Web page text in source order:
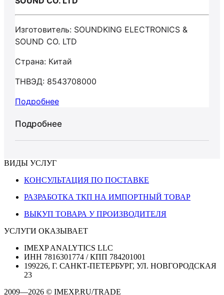
Изготовитель: SOUNDKING ELECTRONICS &
SOUND CO. LTD
Страна: Китай
ТНВЭД: 8543708000
Подробнее
Подробнее
ВИДЫ УСЛУГ
КОНСУЛЬТАЦИЯ ПО ПОСТАВКЕ
РАЗРАБОТКА ТКП НА ИМПОРТНЫЙ ТОВАР
ВЫКУП ТОВАРА У ПРОИЗВОДИТЕЛЯ
УСЛУГИ ОКАЗЫВАЕТ
IMEXP ANALYTICS LLC
ИНН 7816301774 / КПП 784201001
199226, Г. САНКТ-ПЕТЕРБУРГ, УЛ. НОВГОРОДСКАЯ
23
2009—2026 © IMEXP.RU/TRADE